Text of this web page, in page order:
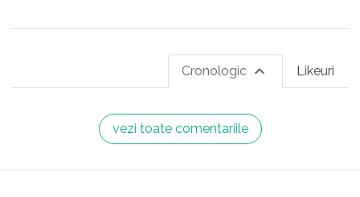
Likeuri
Cronologic
vezi toate comentariile